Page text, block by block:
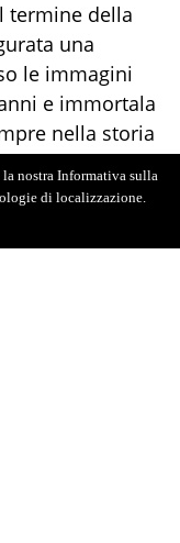
termine della
una
le immagini
e immortala
nella storia
nostra Informativa sulla
di localizzazione.